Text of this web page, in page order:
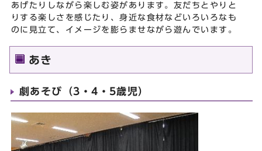
あげたりしながら楽しむ姿があります。友だちとやりと
りする楽しさを感じたり、身近な食材などいろいろなも
のに見立て、イメージを膨らませながら遊んでいます。
あき
劇あそび（3・4・5歳児）